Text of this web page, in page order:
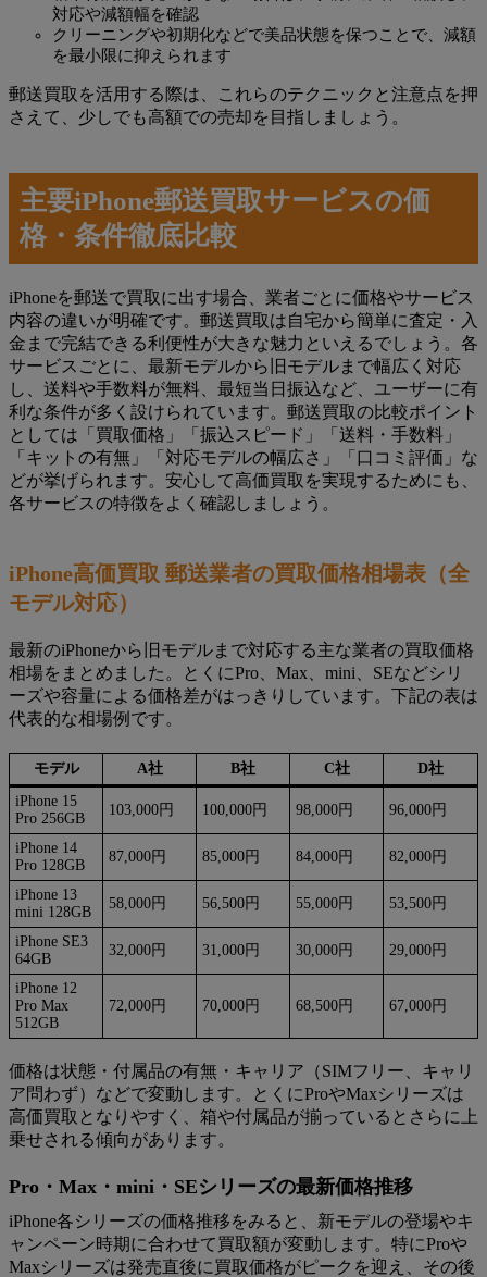
対応や減額幅を確認
クリーニングや初期化などで美品状態を保つことで、減額
を最小限に抑えられます
郵送買取を活用する際は、これらのテクニックと注意点を押
さえて、少しでも高額での売却を目指しましょう。
主要iPhone郵送買取サービスの価
格・条件徹底比較
iPhoneを郵送で買取に出す場合、業者ごとに価格やサービス
内容の違いが明確です。郵送買取は自宅から簡単に査定・入
金まで完結できる利便性が大きな魅力といえるでしょう。各
サービスごとに、最新モデルから旧モデルまで幅広く対応
し、送料や手数料が無料、最短当日振込など、ユーザーに有
利な条件が多く設けられています。郵送買取の比較ポイント
としては「買取価格」「振込スピード」「送料・手数料」
「キットの有無」「対応モデルの幅広さ」「口コミ評価」な
どが挙げられます。安心して高価買取を実現するためにも、
各サービスの特徴をよく確認しましょう。
iPhone高価買取 郵送業者の買取価格相場表（全
モデル対応）
最新のiPhoneから旧モデルまで対応する主な業者の買取価格
相場をまとめました。とくにPro、Max、mini、SEなどシリ
ーズや容量による価格差がはっきりしています。下記の表は
代表的な相場例です。
モデル A社 B社 C社
D社
iPhone 15
Pro 256GB
103,000円 100,000円 98,000円 96,000円
iPhone 14
Pro 128GB
87,000円 85,000円 84,000円 82,000円
iPhone 13
mini 128GB
58,000円 56,500円 55,000円 53,500円
iPhone SE3
64GB
32,000円 31,000円 30,000円 29,000円
iPhone 12
Pro Max
512GB
72,000円 70,000円 68,500円 67,000円
価格は状態・付属品の有無・キャリア（SIMフリー、キャリ
ア問わず）などで変動します。とくにProやMaxシリーズは
高価買取となりやすく、箱や付属品が揃っているとさらに上
乗せされる傾向があります。
Pro・Max・mini・SEシリーズの最新価格推移
iPhone各シリーズの価格推移をみると、新モデルの登場やキ
ャンペーン時期に合わせて買取額が変動します。特にProや
Maxシリーズは発売直後に買取価格がピークを迎え、その後